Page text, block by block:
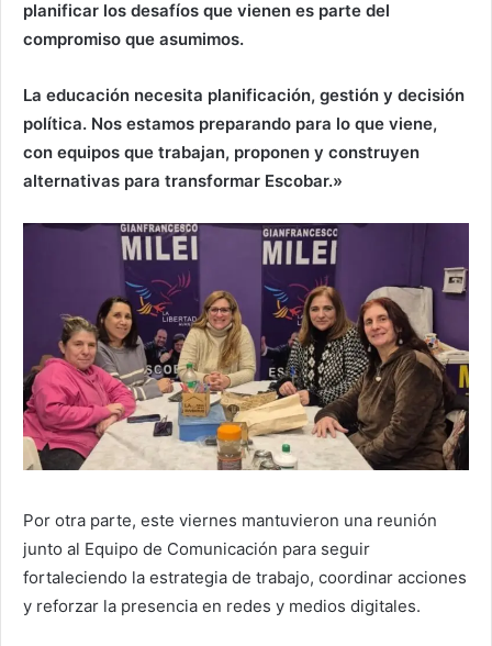
planificar los desafíos que vienen es parte del
compromiso que asumimos.
La educación necesita planificación, gestión y decisión
política. Nos estamos preparando para lo que viene,
con equipos que trabajan, proponen y construyen
alternativas para transformar Escobar.»
Por otra parte, este viernes mantuvieron una reunión
junto al Equipo de Comunicación para seguir
fortaleciendo la estrategia de trabajo, coordinar acciones
y reforzar la presencia en redes y medios digitales.